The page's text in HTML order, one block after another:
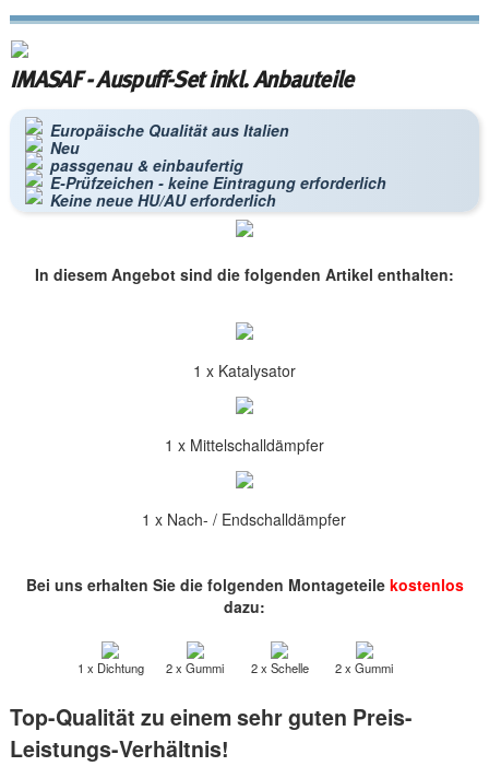
IMASAF - Auspuff-Set inkl. Anbauteile
Europäische Qualität aus Italien
Neu
passgenau & einbaufertig
E-Prüfzeichen - keine Eintragung erforderlich
Keine neue HU/AU erforderlich
In diesem Angebot sind die folgenden Artikel enthalten:
1 x Katalysator
1 x Mittelschalldämpfer
1 x Nach- / Endschalldämpfer
Bei uns erhalten Sie die folgenden Montageteile kostenlos
dazu:
1 x Dichtung 2 x Gummi 2 x Schelle 2 x Gummi
Top-Qualität zu einem sehr guten Preis-
Leistungs-Verhältnis!